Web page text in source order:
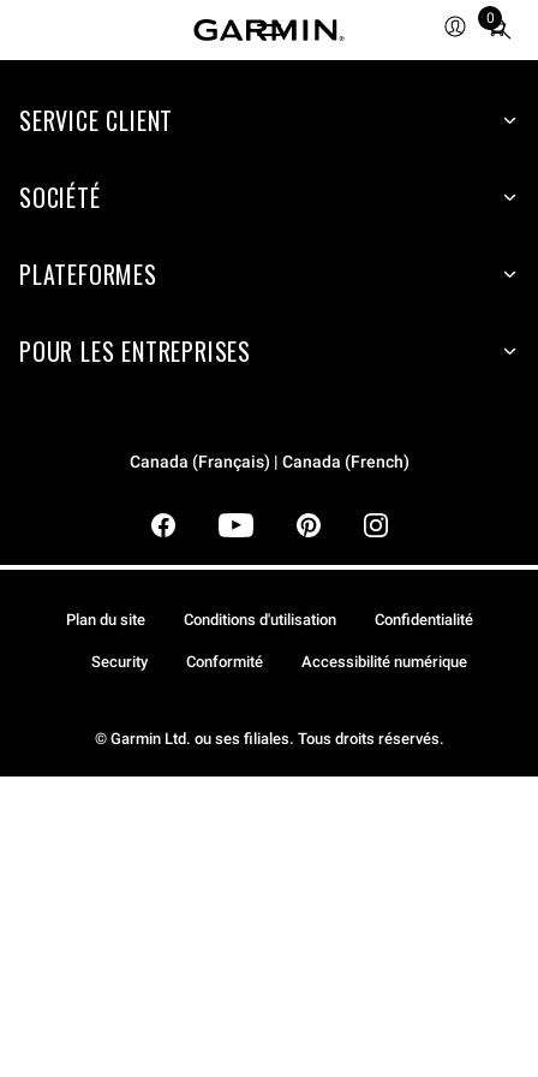
0
Total
items
cart:
SERVICE CLIENT
SOCIÉTÉ
PLATEFORMES
POUR LES ENTREPRISES
Canada (Français) | Canada (French)
© Garmin Ltd. ou ses filiales. Tous droits réservés.
Plan du site Conditions d'utilisation Confidentialité
Security Conformité Accessibilité numérique